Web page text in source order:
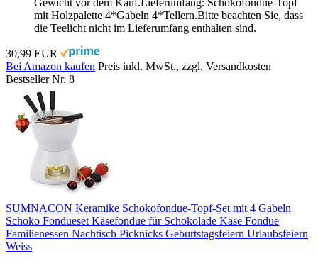
mit Holzpalette 4*Gabeln 4*Tellern.Bitte beachten Sie, dass
die Teelicht nicht im Lieferumfang enthalten sind.
30,99 EUR
Bei Amazon kaufen Preis inkl. MwSt., zzgl. Versandkosten
Bestseller Nr. 8
SUMNACON Keramike Schokofondue-Topf-Set mit 4 Gabeln
Schoko Fondueset Käsefondue für Schokolade Käse Fondue
Familienessen Nachtisch Picknicks Geburtstagsfeiern Urlaubsfeiern
Weiss